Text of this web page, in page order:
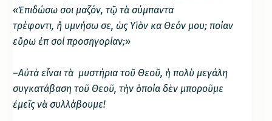
«Ἐπιδώσω σοι μαζόν, τῷ τὰ σύμπαντα
τρέφοντι, ἢ υμνήσω σε, ὡς Υἱὸν κα Θεόν μου; ποίαν
εὕρωἐπσοί προσηγορίαν;»
–Αὐτὰ εἶναι τὰ μυστήρια τοῦ Θεοῦ, ἡ πολὺ μεγάλη
συγκατάβαση τοῦ Θεοῦ, τὴν ὁποία δὲν μποροῦμε
ἐμεῖς νὰ συλλάβουμε!